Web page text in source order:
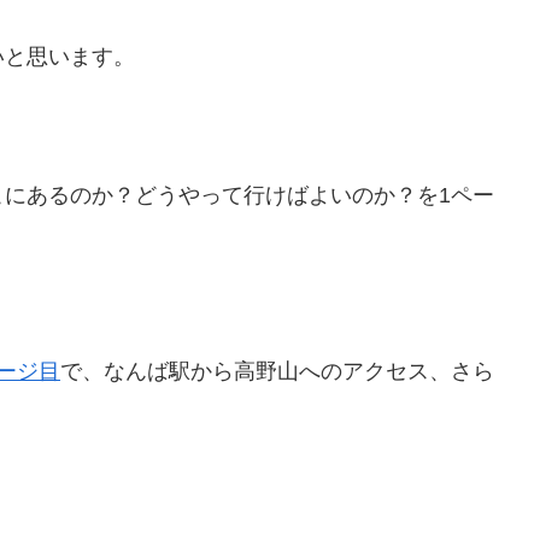
思います。
あるのか？どうやって行けばよいのか？を1ペー
ジ目 で、なんば駅から高野山へのアクセス、さら